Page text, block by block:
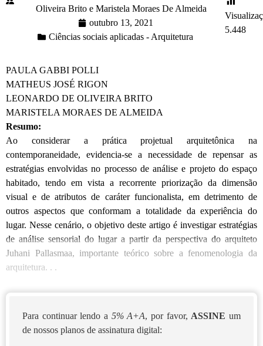
Oliveira Brito e Maristela Moraes De Almeida
outubro 13, 2021
Ciências sociais aplicadas - Arquitetura
5.448
PAULA GABBI POLLI
MATHEUS JOSÉ RIGON
LEONARDO DE OLIVEIRA BRITO
MARISTELA MORAES DE ALMEIDA
Resumo:
Ao considerar a prática projetual arquitetônica na
contemporaneidade, evidencia-se a necessidade de repensar as
estratégias envolvidas no processo de análise e projeto do espaço
habitado, tendo em vista a recorrente priorização da dimensão
visual e de atributos de caráter funcionalista, em detrimento de
outros aspectos que conformam a totalidade da experiência do
lugar. Nesse cenário, o objetivo deste artigo é investigar estratégias
de análise sensorial do lugar a partir da perspectiva do arquiteto
Juhani Pallasmaa, importante teórico sobre a fenomenologia da
arquitetura. . .
Para continuar lendo a 5% A+A, por favor, ASSINE um
de nossos planos de assinatura digital: